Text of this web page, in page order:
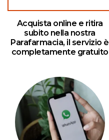
Acquista online e ritira
subito nella nostra
Parafarmacia, il servizio è
completamente gratuito